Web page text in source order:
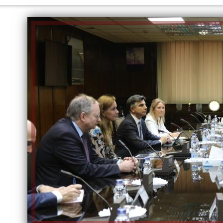
إلهام شرشر تكتب: «صلاح» ملك
المحبة.. رسول السلام والإنسانية
إلهام شرشر تكتب: دي مبقتش كورة..
دي سياسة